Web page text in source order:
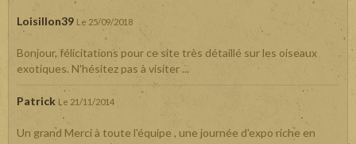
Loisillon39 Le 25/09/2018
Bonjour, félicitations pour ce site très détaillé sur les oiseaux
exotiques. N'hésitez pas à visiter ...
Patrick Le 21/11/2014
Un grand Merci à toute l'équipe , une journée d'expo riche en